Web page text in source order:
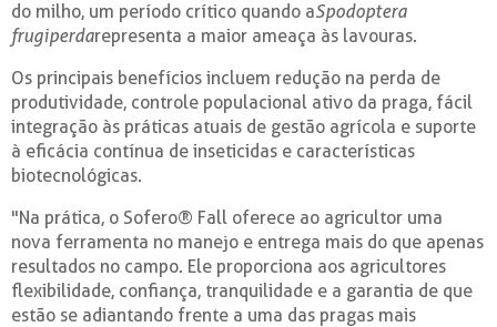
do milho, um período crítico quando aSpodoptera
frugiperdarepresenta a maior ameaça às lavouras.
Os principais benefícios incluem redução na perda de
produtividade, controle populacional ativo da praga, fácil
integração às práticas atuais de gestão agrícola e suporte
à eficácia contínua de inseticidas e características
biotecnológicas.
"Na prática, o Sofero® Fall oferece ao agricultor uma
nova ferramenta no manejo e entrega mais do que apenas
resultados no campo. Ele proporciona aos agricultores
flexibilidade, confiança, tranquilidade e a garantia de que
estão se adiantando frente a uma das pragas mais